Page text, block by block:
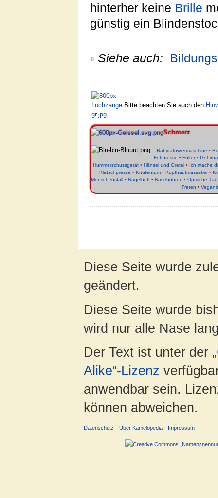
hinterher keine Brille
günstig ein
Siehe auch:
Bitte beachten Sie auch den
Schmerz
Babytätowiermaschine •
Fettpresse • Folter•
Hummerschussgerät• Hänsel und Gretel• Ich mache
Klatschpresse • Knutentum • Kopfhautmassaker•
Menschenstall • Nagelbett • Nasebohren • Optische
Treten •
Diese Seite wurde
geändert.
Diese Seite wurde
wird nur alle Nase
Der Text ist unter der
Alike“-Lizenz
anwendbar sein.
können abweichen.
Datenschutz Über Kamelopedia Impressum